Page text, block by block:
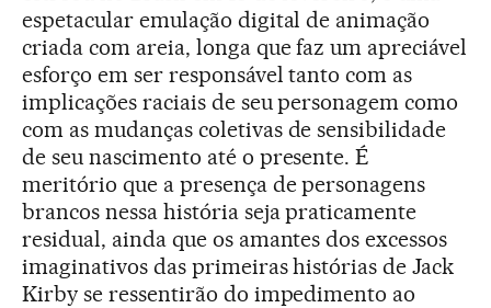
espetacular emulação digital de animação
criada com areia, longa que faz um apreciável
esforço em ser responsável tanto com as
implicações raciais de seu personagem como
com as mudanças coletivas de sensibilidade
de seu nascimento até o presente. É
meritório que a presença de personagens
brancos nessa história seja praticamente
residual, ainda que os amantes dos excessos
imaginativos das primeiras histórias de Jack
Kirby se ressentirão do impedimento ao